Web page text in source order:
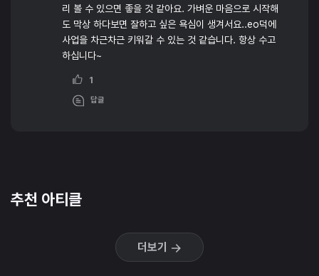
리 볼 수 있으면 좋을 것 같아요. 가벼운 마음으로 시작해
도 막상 하다보면 잘하고 싶은 욕심이 생겨서요..eo덕에
사업을 차근차근 키워갈 수 있는 것 같습니다. 항상 수고
하십니다~
1
답글
추천 아티클
더보기